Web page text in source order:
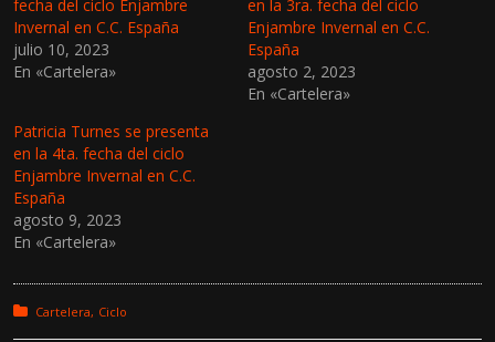
fecha del ciclo Enjambre
Invernal en C.C. España
julio 10, 2023
En «Cartelera»
en la 3ra. fecha del ciclo
Enjambre Invernal en C.C.
España
agosto 2, 2023
En «Cartelera»
Patricia Turnes se presenta
en la 4ta. fecha del ciclo
Enjambre Invernal en C.C.
España
agosto 9, 2023
En «Cartelera»
Posted in:
Cartelera Ciclo